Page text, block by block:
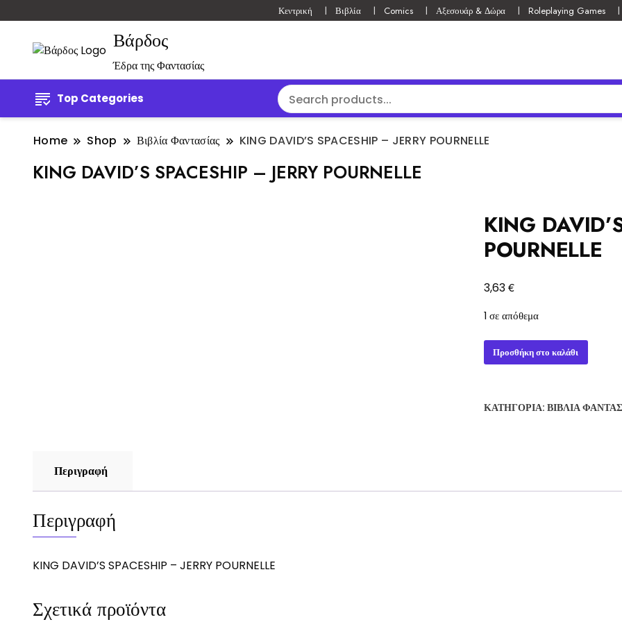
Κεντρική Βιβλία Comics Αξεσουάρ & Δώρα Roleplaying Games
Βάρδος
Έδρα της Φαντασίας
Top Categories
Home Shop Βιβλία Φαντασίας KING DAVID’S SPACESHIP – JERRY POURNELLE
KING DAVID’S SPACESHIP – JERRY POURNELLE
KING
POURNELLE
3,63€
1 σε απόθεμα
KING
DAVID'S
JERRY
Προσθήκη στο καλάθι
ΚΑΤΗΓΟΡΊΑ: ΒΙΒΛΊΑ
Περιγραφή
Περιγραφή
KING DAVID’S SPACESHIP – JERRY POURNELLE
Σχετικά προϊόντα